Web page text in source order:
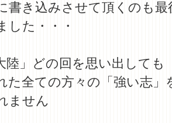
書き込みさせて頂くのも
した・・・
陸」どの回を思い出しても
た全ての方々の「強い志」
ません